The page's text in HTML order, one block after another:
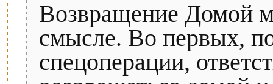
Возвращение Домой
смысле. Во первых,
спецоперации,